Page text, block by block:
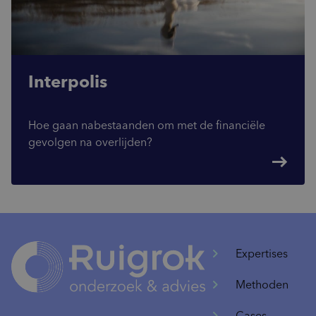
Interpolis
Hoe gaan nabestaanden om met de financiële
gevolgen na overlijden?
east
Expertises
Methoden